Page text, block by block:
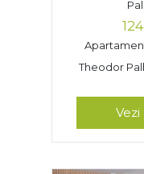
Theodor